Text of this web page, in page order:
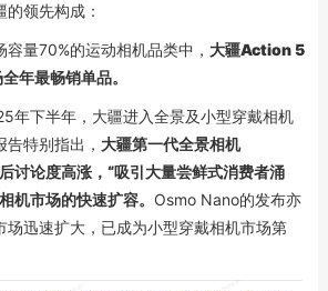
领先构成：
量70%的运动相机品类中， 大疆Action 5
年最畅销单品。
年下半年，大疆进入全景及小型穿戴相机
特别指出， 大疆第一代全景相机
论度高涨，“吸引大量尝鲜式消费者涌
机市场的快速扩容。 Osmo Nano的发布亦
场迅速扩大，已成为小型穿戴相机市场第